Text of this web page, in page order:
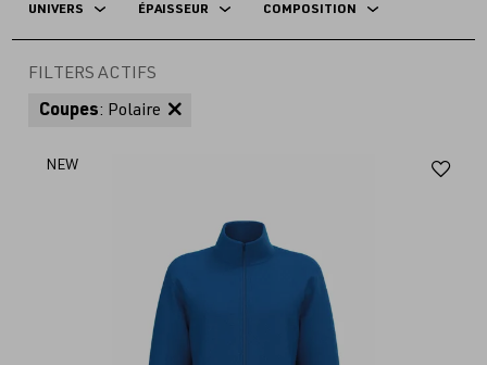
UNIVERS ÉPAISSEUR COMPOSITION
FILTERS ACTIFS
Coupes: Polaire
NEW